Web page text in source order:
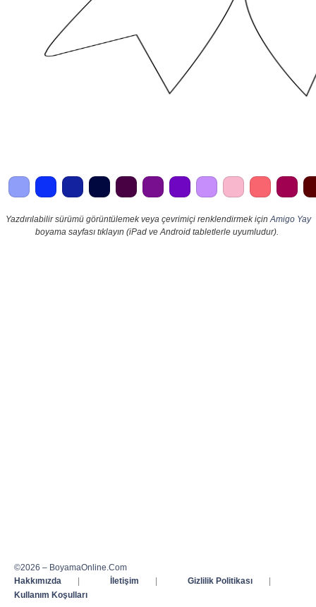
Yazdırılabilir sürümü görüntülemek veya çevrimiçi renklendirmek için Amigo Yay
boyama sayfası tıklayın (iPad ve Android tabletlerle uyumludur).
©2026 – BoyamaOnline.Com
Hakkımızda
| İletişim | Gizlilik Politikası
|
Kullanım Koşulları